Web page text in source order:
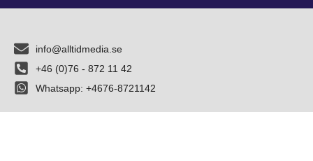
info@alltidmedia.se
+46 (0)76 - 872 11 42
Whatsapp: +4676-8721142